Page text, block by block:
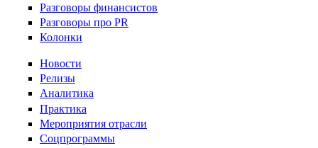
Разговоры финансистов
Разговоры про PR
Колонки
Новости
Релизы
Аналитика
Практика
Мероприятия отрасли
Соцпрограммы